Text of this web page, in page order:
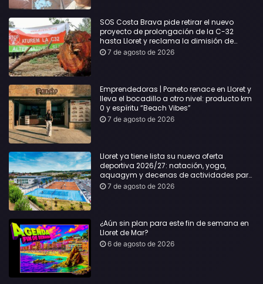
SOS Costa Brava pide retirar el nuevo
proyecto de prolongación de la C-32
hasta Lloret y reclama la dimisión de
Sílvia Paneque
7 de agosto de 2026
Emprendedoras | Paneto renace en Lloret y
lleva el bocadillo a otro nivel: producto km
0 y espíritu “Beach Vibes”
7 de agosto de 2026
Lloret ya tiene lista su nueva oferta
deportiva 2026/27: natación, yoga,
aquagym y decenas de actividades para
todas las edades
7 de agosto de 2026
¿Aún sin plan para este fin de semana en
Lloret de Mar?
6 de agosto de 2026